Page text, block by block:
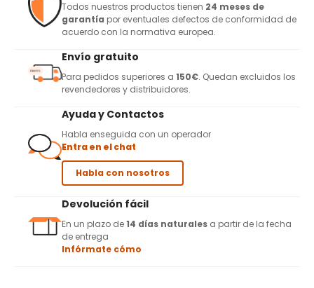
Todos nuestros productos tienen 24 meses de
garantía por eventuales defectos de conformidad de
acuerdo con la normativa europea.
Envío gratuito
Para pedidos superiores a 150€. Quedan excluidos los
revendedores y distribuidores.
Ayuda y Contactos
Habla enseguida con un operador
Entra en el chat
Habla con nosotros
Devolución fácil
En un plazo de14 días naturales a partir de la fecha
de entrega
Infórmate cómo